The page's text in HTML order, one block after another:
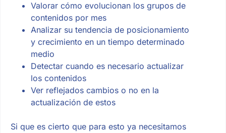
Valorar cómo evolucionan los grupos de
contenidos por mes
Analizar su tendencia de posicionamiento
y crecimiento en un tiempo determinado
medio
Detectar cuando es necesario actualizar
los contenidos
Ver reflejados cambios o no en la
actualización de estos
Si que es cierto que para esto ya necesitamos